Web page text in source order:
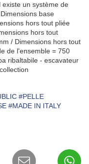
un système de
base
hors tout pliée
hors tout
/ Dimensions hors tout
de l'ensemble = 750
ribaltabile - escavateur
#PELLE
#MADE IN ITALY